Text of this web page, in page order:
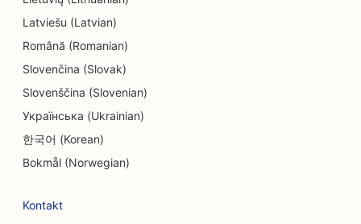
SEO põgenemistubade jaoks
SEO Facelift teenuste jaoks
SEO põllumajandusettevõtetest toidukohti
pakkuvatele restoranidele
SEO kiirtoidurestoranidele
Latviešu (Latvian)
Română (Romanian)
Slovenčina (Slovak)
Slovenščina (Slovenian)
Українська (Ukrainian)
한국어 (Korean)
Bokmål (Norwegian)
Kontakt